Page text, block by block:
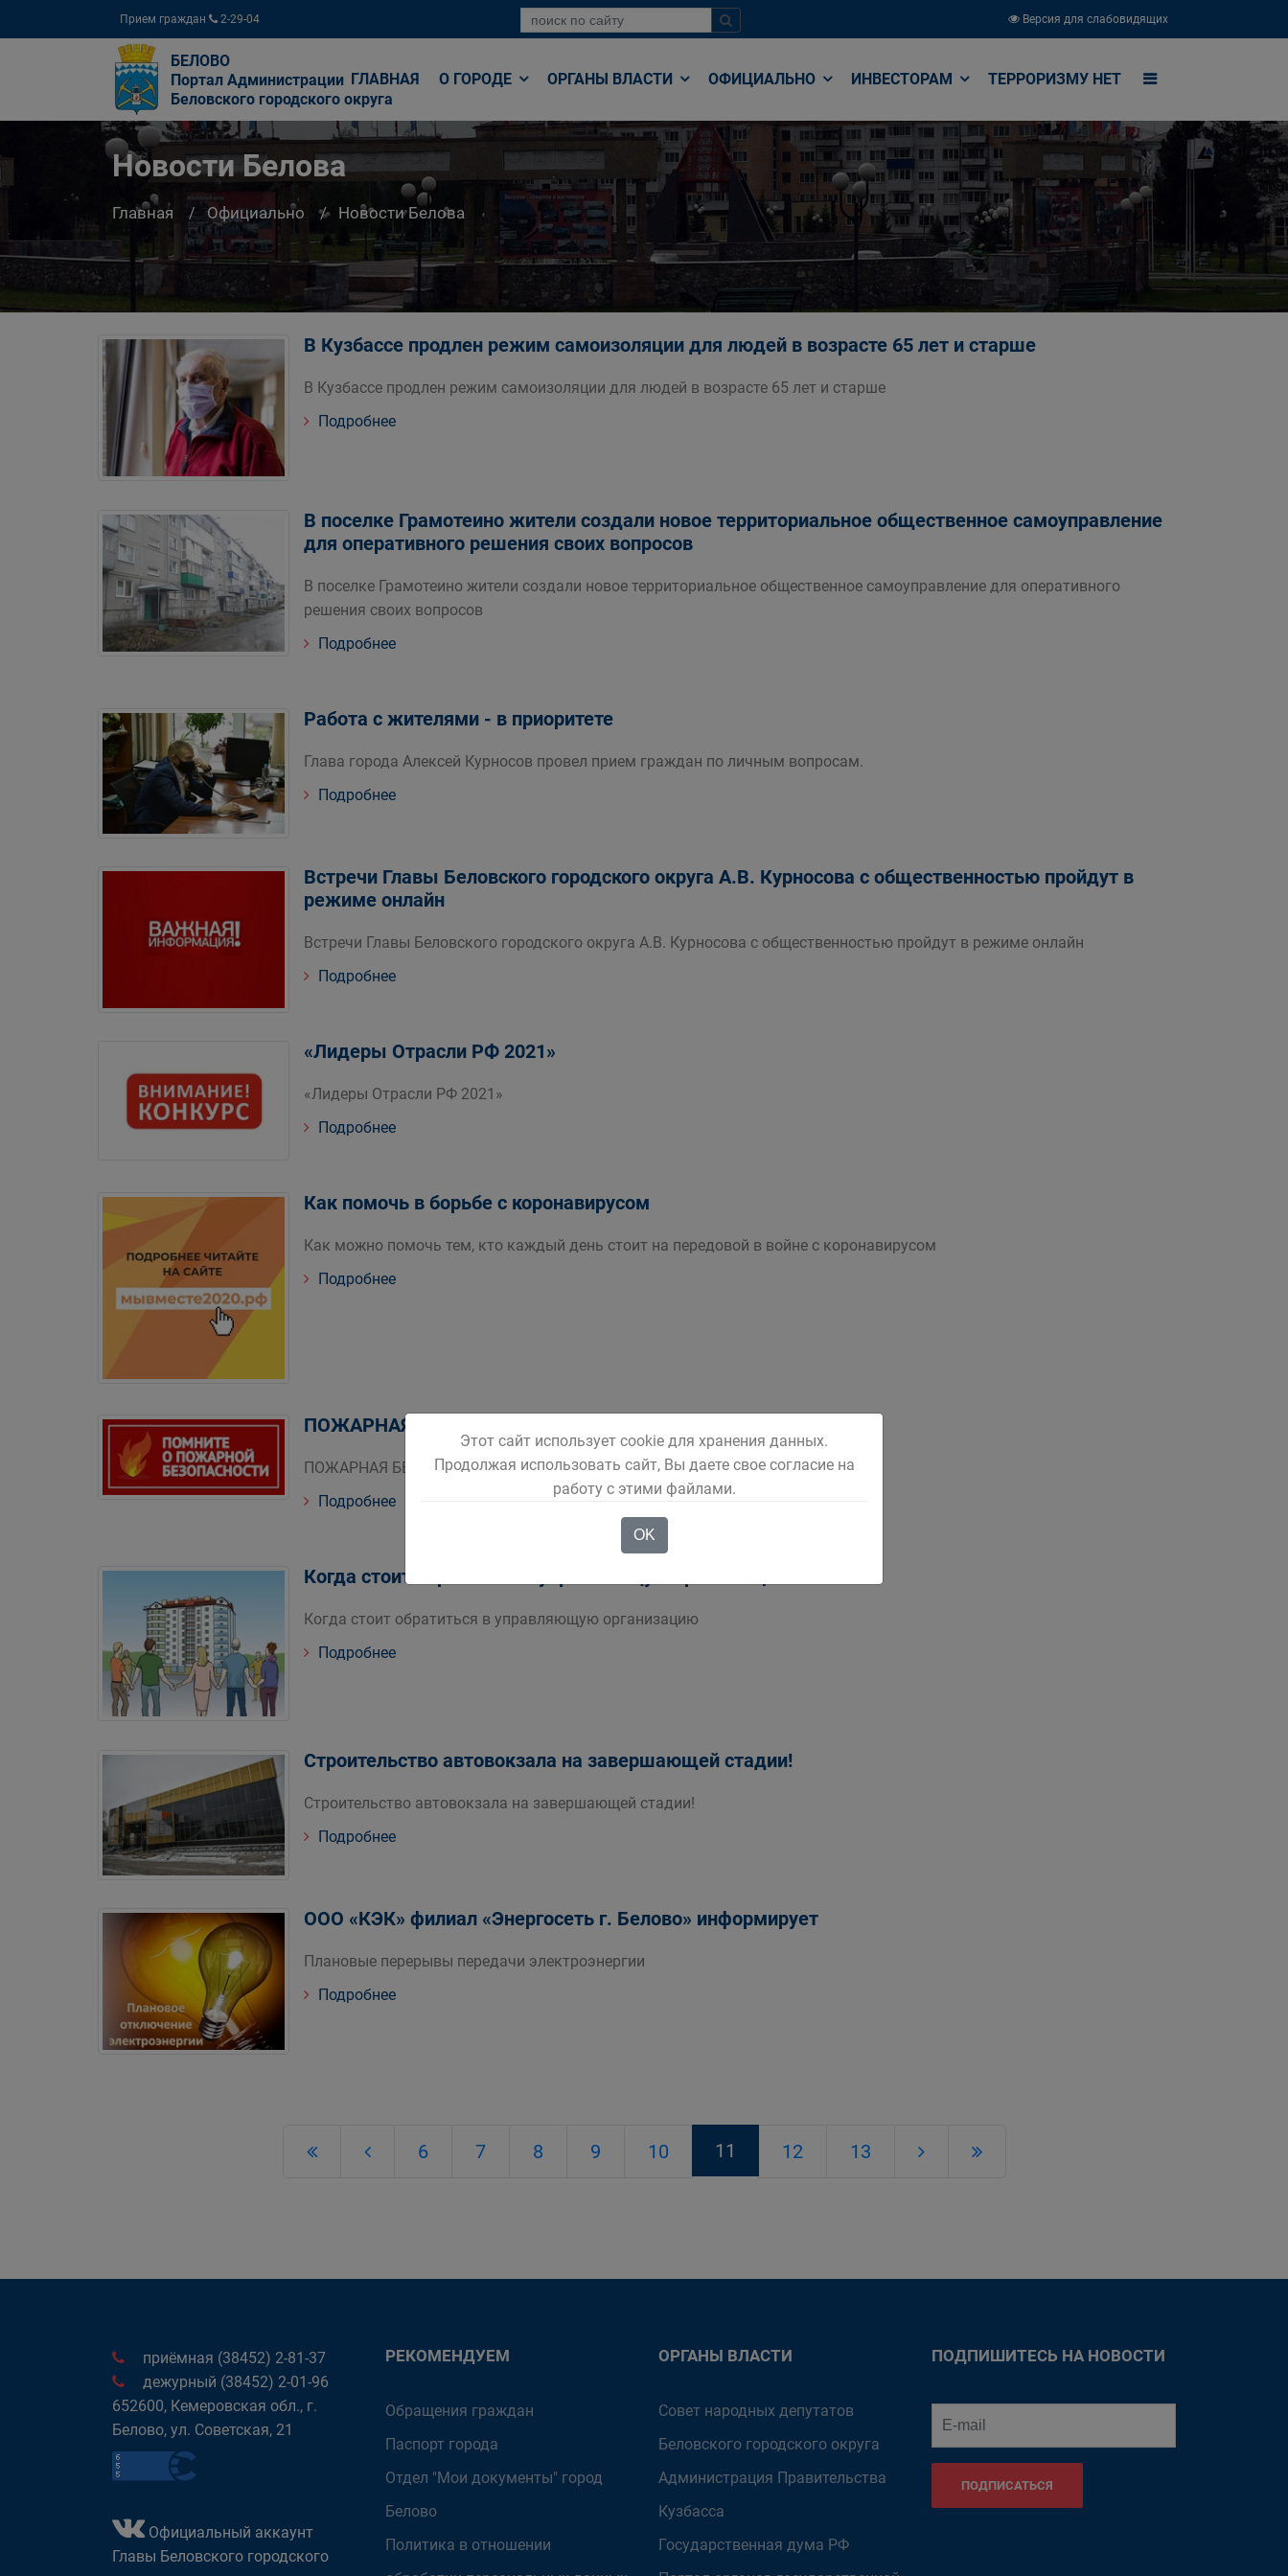
Прием граждан 2-29-04 Версия для слабовидящих
БЕЛОВО
Портал Администрации
Беловского городского округа
ГЛАВНАЯ О ГОРОДЕ ОРГАНЫ ВЛАСТИ ОФИЦИАЛЬНО ИНВЕСТОРАМ ТЕРРОРИЗМУ НЕТ
Новости Белова
Главная Официально Новости Белова
В Кузбассе продлен режим самоизоляции для людей в возрасте 65 лет и старше
В Кузбассе продлен режим самоизоляции для людей в возрасте 65 лет и старше
Подробнее
В поселке Грамотеино жители создали новое территориальное общественное самоуправление
для оперативного решения своих вопросов
В поселке Грамотеино жители создали новое территориальное общественное самоуправление для оперативного
решения своих вопросов
Подробнее
Работа с жителями - в приоритете
Глава города Алексей Курносов провел прием граждан по личным вопросам.
Подробнее
Встречи Главы Беловского городского округа А.В. Курносова с общественностью пройдут в
режиме онлайн
Встречи Главы Беловского городского округа А.В. Курносова с общественностью пройдут в режиме онлайн
Подробнее
«Лидеры Отрасли РФ 2021»
«Лидеры Отрасли РФ 2021»
Подробнее
Как помочь в борьбе с коронавирусом
Как можно помочь тем, кто каждый день стоит на передовой в войне с коронавирусом
Подробнее
ПОЖАРНАЯ БЕЗОПАСНОСТЬ
ПОЖАРНАЯ БЕЗОПАСНОСТЬ
Подробнее
Когда стоит обратиться в управляющую организацию
Когда стоит обратиться в управляющую организацию
Подробнее
Строительство автовокзала на завершающей стадии!
Строительство автовокзала на завершающей стадии!
Подробнее
ООО «КЭК» филиал «Энергосеть г. Белово» информирует
Плановые перерывы передачи электроэнергии
Подробнее
6 7 8 9 10 11 12 13
приёмная (38452) 2-81-37
дежурный (38452) 2-01-96
652600, Кемеровская обл., г.
Белово, ул. Советская, 21
Официальный аккаунт
Главы Беловского городского
РЕКОМЕНДУЕМ
Обращения граждан
Паспорт города
Отдел "Мои документы" город
Белово
Политика в отношении
ОРГАНЫ ВЛАСТИ
Совет народных депутатов
Беловского городского округа
Администрация Правительства
Кузбасса
Государственная дума РФ
ПОДПИШИТЕСЬ НА НОВОСТИ
ПОДПИСАТЬСЯ
Этот сайт использует cookie для хранения данных.
Продолжая использовать сайт, Вы даете свое согласие на
работу с этими файлами.
OK